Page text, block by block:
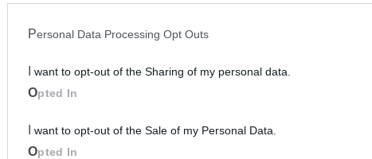
Personal Data Processing Opt Outs
I want to opt-out of the Sharing of my personal data.
Opted In
I want to opt-out of the Sale of my Personal Data.
Opted In